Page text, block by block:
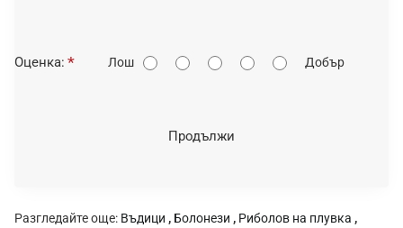
О
Оценка: Лош Добър
Продължи
Разгледайте още: Въдици , Болонези , Риболов на плувка ,